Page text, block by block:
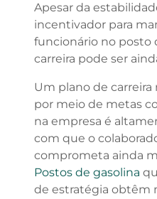
Apesar da
incentivador para
funcionário no posto
carreira pode ser
Um plano de
por meio de metas
na empresa é
com que o
comprometa ainda
Postos de gasolina
de estratégia obtêm